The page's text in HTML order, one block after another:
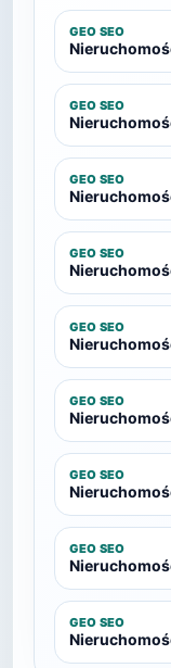
GEO SEO
GEO SEO
GEO SEO
GEO SEO
GEO SEO
GEO SEO
GEO SEO
GEO SEO
GEO SEO